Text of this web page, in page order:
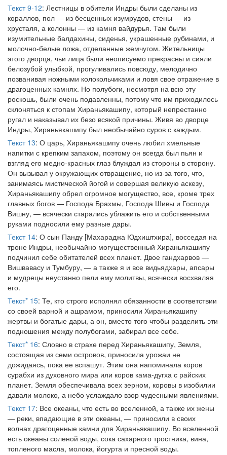
Текст 9-12: Лестницы в обители Индры были сделаны из
кораллов, пол — из бесценных изумрудов, стены — из
хрусталя, а колонны — из камня вайдурья. Там были
изумительные балдахины, сиденья, украшенные рубинами, и
молочно-белые ложа, отделанные жемчугом. Жительницы
этого дворца, чьи лица были неописуемо прекрасны и сияли
белозубой улыбкой, прогуливались повсюду, мелодично
позванивая ножными колокольчиками и ловя свое отражение в
драгоценных камнях. Но полубоги, несмотря на всю эту
роскошь, были очень подавленны, потому что им приходилось
склоняться к стопам Хираньякашипу, который непрестанно
ругал и наказывал их безо всякой причины. Живя во дворце
Индры, Хираньякашипу был необычайно суров с каждым.
Текст 13: О царь, Хираньякашипу очень любил хмельные
напитки с крепким запахом, поэтому он всегда был пьян и
взгляд его медно-красных глаз блуждал из стороны в сторону.
Он вызывал у окружающих отвращение, но из-за того, что,
занимаясь мистической йогой и совершая великую аскезу,
Хираньякашипу обрел огромное могущество, все, кроме трех
главных богов — Господа Брахмы, Господа Шивы и Господа
Вишну, — всячески старались ублажить его и собственными
руками подносили ему разные дары.
Текст 14: О сын Панду [Махараджа Юдхиштхира], восседая на
троне Индры, необычайно могущественный Хираньякашипу
подчинил себе обитателей всех планет. Двое гандхарвов —
Вишвавасу и Тумбуру, — а также я и все видьядхары, апсары
и мудрецы неустанно пели ему молитвы, всячески восхваляя
его.
Текст* 15: Те, кто строго исполнял обязанности в соответствии
со своей варной и ашрамом, приносили Хираньякашипу
жертвы и богатые дары, а он, вместо того чтобы разделить эти
подношения между полубогами, забирал все себе.
Текст* 16: Словно в страхе перед Хираньякашипу, Земля,
состоящая из семи островов, приносила урожаи не
дожидаясь, пока ее вспашут. Этим она напоминала коров
сурабхи из духовного мира или коров кама-дугха с райских
планет. Земля обеспечивала всех зерном, коровы в изобилии
давали молоко, а небо услаждало взор чудесными явлениями.
Текст 17: Все океаны, что есть во вселенной, а также их жены
— реки, впадающие в эти океаны, — приносили в своих
волнах драгоценные камни для Хираньякашипу. Во вселенной
есть океаны соленой воды, сока сахарного тростника, вина,
топленого масла, молока, йогурта и пресной воды.